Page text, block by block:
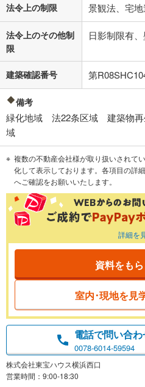
法令上の制限 景観法、宅
法令上のその他制
限
日影制限有
建築確認番号 第
備考
緑化地域 法22条区域 建築物再
域
複数の不動産会社様が取り扱いされて
化して表示しております。各項目の詳
へご確認をお願いいたします。
詳細を
資料をもら
室内･現地を見
電話で問い合わ
0078-6014-59594
株式会社東宝ハウス横浜西口
営業時間：9:00-18:30